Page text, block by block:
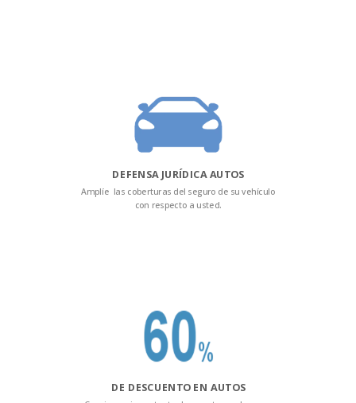
DEFENSA JURÍDICA AUTOS
Amplíe las coberturas del seguro de su vehículo
con respecto a usted.
DE DESCUENTO EN AUTOS